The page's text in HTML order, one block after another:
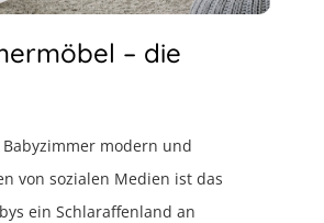
– die
modern und
von sozialen Medien ist das
ein Schlaraffenland an